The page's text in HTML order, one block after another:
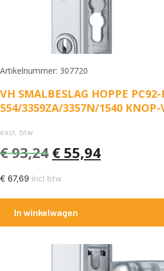
Artikelnummer: 307720
VH SMALBESLAG HOPPE
554/3359ZA/3357N/1540 KNOP-
excl. btw
€93,24 € 55,94
€ 67,69 incl btw
In winkelwagen